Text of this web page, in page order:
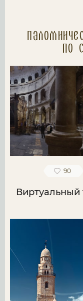
по
90
Виртуальный